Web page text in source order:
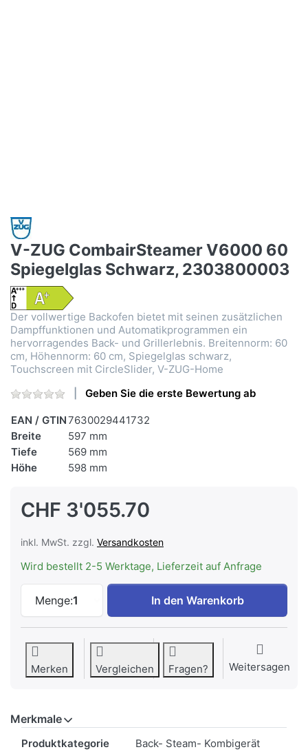
V-ZUG CombairSteamer V6000 60
Spiegelglas Schwarz, 2303800003
Der vollwertige Backofen bietet mit seinen zusätzlichen
Dampffunktionen und Automatikprogrammen ein
hervorragendes Back- und Grillerlebnis. Breitennorm: 60
cm, Höhennorm: 60 cm, Spiegelglas schwarz,
Touchscreen mit CircleSlider, V-ZUG-Home
Geben Sie die erste Bewertung ab
EAN / GTIN7630029441732
Breite
597 mm
Tiefe
569 mm
Höhe
598 mm
CHF 3'055.70
inkl. MwSt. zzgl. Versandkosten
Wird bestellt 2-5 Werktage, Lieferzeit auf Anfrage
Menge:1
V-ZUG CombairSteamer V6000 60
In den Warenkorb
Merken Vergleichen Fragen? Weitersagen
Merkmale
Produktkategorie Back- Steam- Kombigerät